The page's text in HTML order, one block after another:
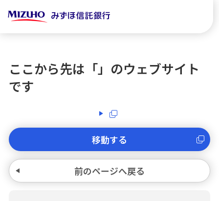
ここから先は「」のウェブサイト
です
移動する
前のページへ戻る